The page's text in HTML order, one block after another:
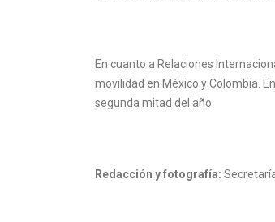
En cuanto a Relaciones
movilidad en México y Colombia.
segunda mitad del año.
Redacción y fotografía: